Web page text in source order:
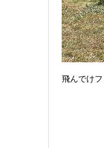
飛んでけ